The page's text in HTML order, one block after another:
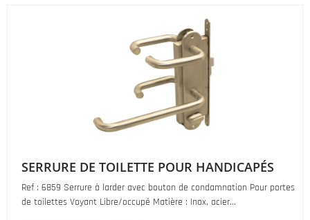
SERRURE DE TOILETTE POUR HANDICAPÉS
Ref : 6859 Serrure à larder avec bouton de condamnation Pour portes
de toilettes Voyant Libre/occupé Matière : Inox, acier...